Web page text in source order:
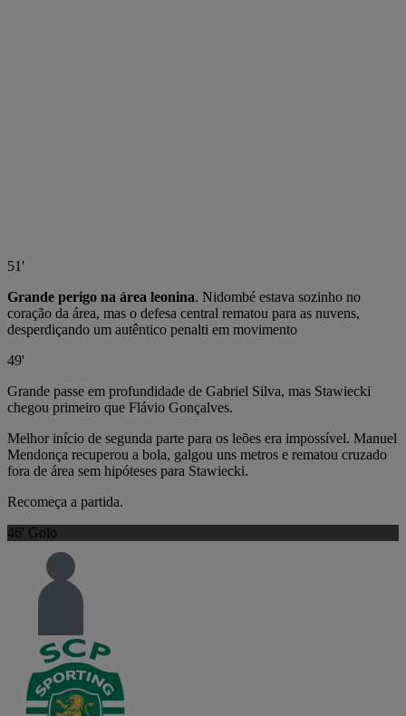
51'
Grande perigo na área leonina. Nidombé estava sozinho no
coração da área, mas o defesa central rematou para as nuvens,
desperdiçando um autêntico penalti em movimento
49'
Grande passe em profundidade de Gabriel Silva, mas Stawiecki
chegou primeiro que Flávio Gonçalves.
Melhor início de segunda parte para os leões era impossível. Manuel
Mendonça recuperou a bola, galgou uns metros e rematou cruzado
fora de área sem hipóteses para Stawiecki.
Recomeça a partida.
46' Golo